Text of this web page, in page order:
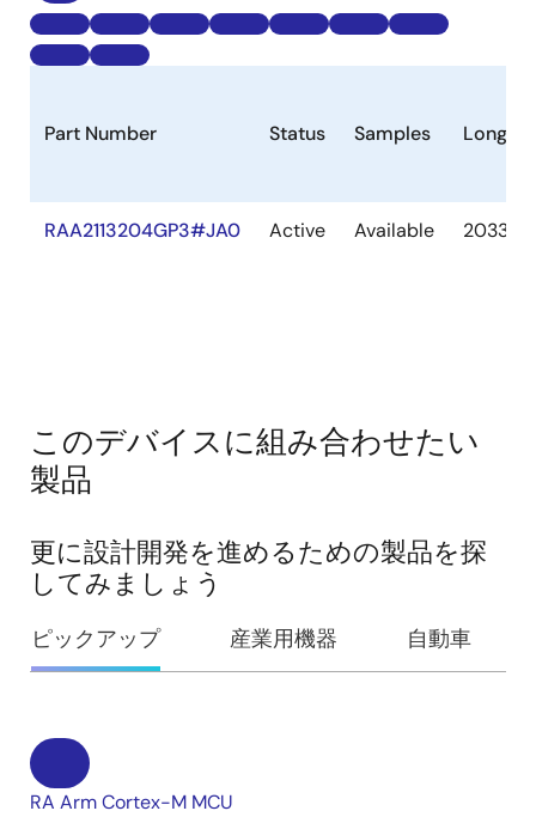
Part Number Status Samples
RAA2113204GP3#JA0 Active Available 2033
このデバイスに組み合わせたい
製品
更に設計開発を進めるための製品を探
してみましょう
ピックアップ 産業用機器 自動車
RA Arm Cortex-M MCU